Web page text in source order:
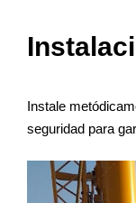
Instale
seguridad para